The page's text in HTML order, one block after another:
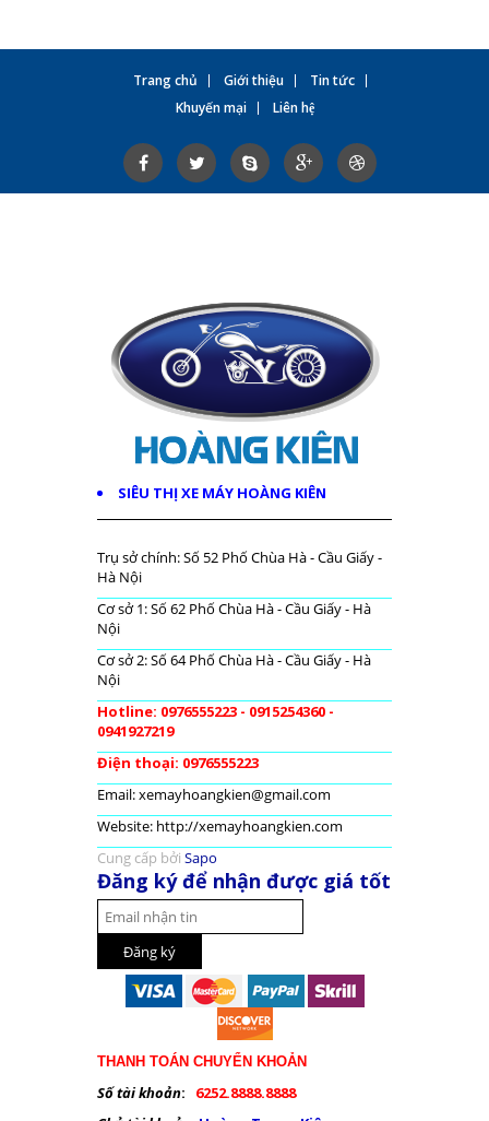
Trang chủ Giới thiệu
Tin tức
Khuyến mại
Liên hệ
SIÊU THỊ XE MÁY HOÀNG KIÊN
Trụ sở chính: Số 52 Phố Chùa Hà - Cầu Giấy -
Hà Nội
Cơ sở 1: Số 62 Phố Chùa Hà - Cầu Giấy - Hà
Nội
Cơ sở 2: Số 64 Phố Chùa Hà - Cầu Giấy - Hà
Nội
Hotline: 0976555223 - 0915254360 -
0941927219
Điện thoại: 0976555223
Email: xemayhoangkien@gmail.com
Website: http://xemayhoangkien.com
Cung cấp bởi Sapo
Đăng ký để nhận được giá tốt
THANH TOÁN CHUYỂN KHOẢN
Số tài khoản:
6252.8888.8888